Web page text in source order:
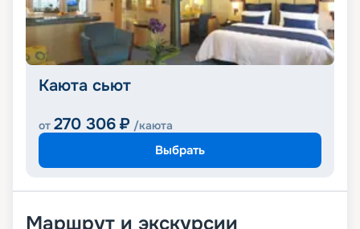
Каюта сьют
от 270 306 ₽ /каюта
Выбрать
Маршрут и экскурсии